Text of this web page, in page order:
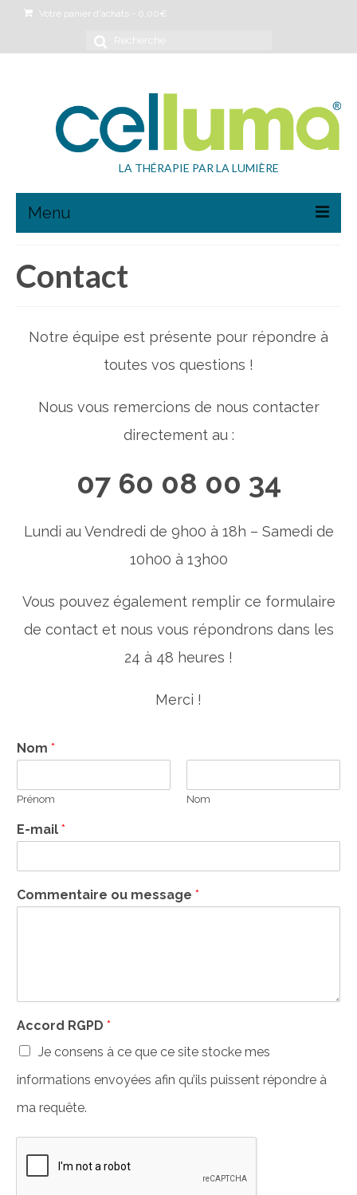
Votre panier d'achats - 0,00 €
Rechercher
LA THÉRAPIE PAR LA LUMIÈRE
Menu
Anti-âge
Contact
Notre équipe est présente pour répondre à
toutes vos questions !
Nous vous remercions de nous contacter
directement au :
07 60 08 00 34
Lundi au Vendredi de 9h00 à 18h – Samedi de
10h00 à 13h00
Vous pouvez également remplir ce formulaire
de contact et nous vous répondrons dans les
24 à 48 heures !
Merci !
Nom *
Prénom Nom
E-mail *
Commentaire ou message *
Accord RGPD *
Je consens à ce que ce site stocke mes
informations envoyées afin qu’ils puissent répondre à
ma requête.